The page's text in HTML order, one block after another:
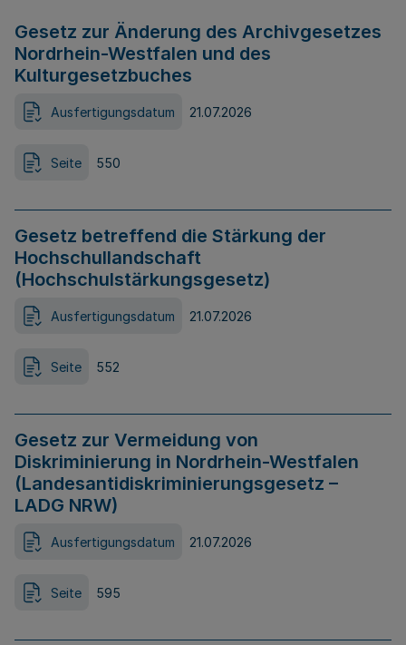
Gesetz zur Änderung des Archivgesetzes
Nordrhein-Westfalen und des
Kulturgesetzbuches
Ausfertigungsdatum 21.07.2026
Seite 550
Gesetz betreffend die Stärkung der
Hochschullandschaft
(Hochschulstärkungsgesetz)
Ausfertigungsdatum 21.07.2026
Seite 552
Gesetz zur Vermeidung von
Diskriminierung in Nordrhein-Westfalen
(Landesantidiskriminierungsgesetz –
LADG NRW)
Ausfertigungsdatum 21.07.2026
Seite 595